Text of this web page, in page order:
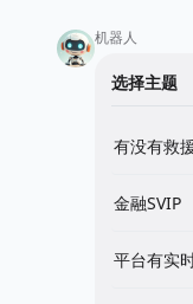
机器人
选择主题
有没有救
金融SVIP
平台有实